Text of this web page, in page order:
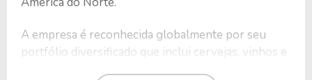
A empresa é reconhecida globalmente por seu
portfólio diversificado que inclui cervejas, vinhos e